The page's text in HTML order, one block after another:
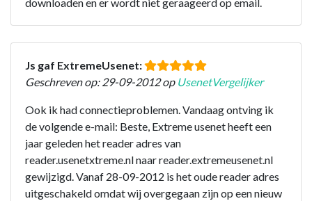
Js gaf ExtremeUsenet:
Geschreven op: 29-09-2012 op UsenetVergelijker
Ook ik had connectieproblemen. Vandaag ontving ik
de volgende e-mail: Beste, Extreme usenet heeft een
jaar geleden het reader adres van
reader.usenetxtreme.nl naar reader.extremeusenet.nl
gewijzigd. Vanaf 28-09-2012 is het oude reader adres
uitgeschakeld omdat wij overgegaan zijn op een nieuw